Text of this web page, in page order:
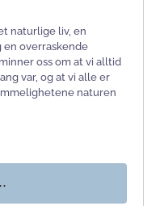
naturlige liv, en
overraskende
oss om at vi alltid
var, og at vi alle er
naturen